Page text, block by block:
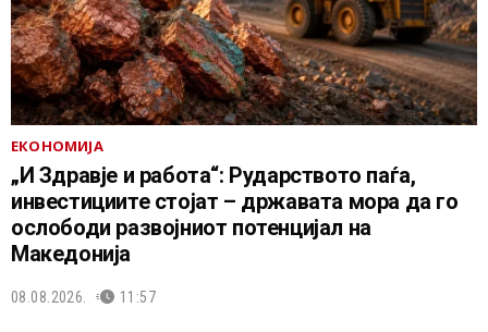
ЕКОНОМИЈА
„И Здравје и работа“: Рударството паѓа,
инвестициите стојат – државата мора да го
ослободи развојниот потенцијал на
Македонија
08.08.2026. 11:57